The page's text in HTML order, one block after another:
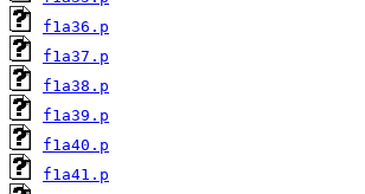
f1a36.p
f1a37.p
f1a38.p
f1a39.p
f1a40.p
f1a41.p